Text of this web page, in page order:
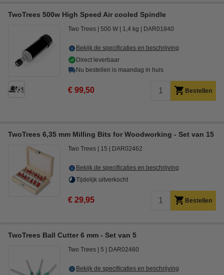
TwoTrees 500w High Speed Air cooled Spindle
Two Trees 500 W 1,4 kg DAR01840
Bekijk de specificaties en beschrijving
Direct leverbaar
Nu bestellen is maandag in huis
€ 99,50 Bestellen
TwoTrees 6,35 mm Milling Bits for Woodworking - Set van 15
Two Trees 15 DAR02462
Bekijk de specificaties en beschrijving
Tijdelijk uitverkocht
€ 29,95 Bestellen
TwoTrees Ball Cutter 6 mm - Set van 5
Two Trees 5 DAR02460
Bekijk de specificaties en beschrijving